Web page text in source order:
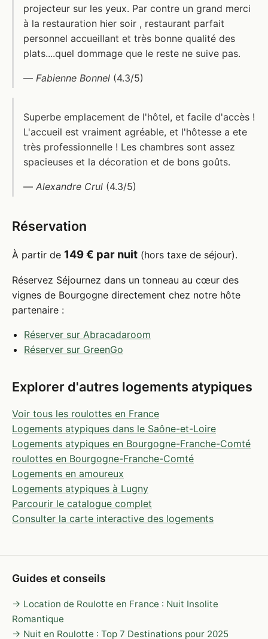
projecteur sur les yeux. Par contre un grand merci
à la restauration hier soir , restaurant parfait
personnel accueillant et très bonne qualité des
plats....quel dommage que le reste ne suive pas.
— Fabienne Bonnel (4.3/5)
Superbe emplacement de l'hôtel, et facile d'accès !
L'accueil est vraiment agréable, et l'hôtesse a ete
très professionnelle ! Les chambres sont assez
spacieuses et la décoration et de bons goûts.
— Alexandre Crul (4.3/5)
Réservation
À partir de 149 € par nuit (hors taxe de séjour).
Réservez Séjournez dans un tonneau au cœur des
vignes de Bourgogne directement chez notre hôte
partenaire :
Réserver sur Abracadaroom
Réserver sur GreenGo
Explorer d'autres logements atypiques
Voir tous les roulottes en France
Logements atypiques dans le Saône-et-Loire
Logements atypiques en Bourgogne-Franche-Comté
roulottes en Bourgogne-Franche-Comté
Logements en amoureux
Logements atypiques à Lugny
Parcourir le catalogue complet
Consulter la carte interactive des logements
Guides et conseils
→ Location de Roulotte en France : Nuit Insolite
Romantique
→ Nuit en Roulotte : Top 7 Destinations pour 2025